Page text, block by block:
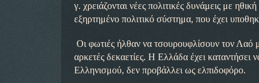
γ. χρειάζονται νέες πολιτικές δυνάμεις με
εξηρτημένο πολιτικό σύστημα, που έχει
Οι φωτιές ήλθαν να τσουρουφλίσουν τον Λαό
αρκετές δεκαετίες. Η Ελλάδα έχει καταντήσει
Ελληνισμού, δεν προβάλλει ως ελπιδοφόρο.